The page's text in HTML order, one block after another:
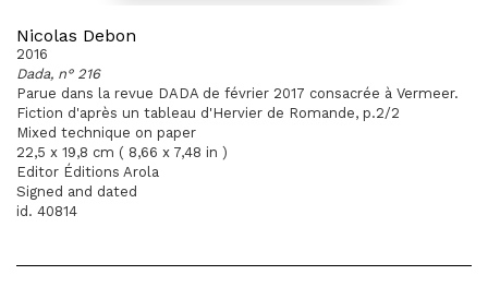
Nicolas Debon
2016
Dada, n° 216
Parue dans la revue DADA de février 2017 consacrée à Vermeer.
Fiction d'après un tableau d'Hervier de Romande, p.2/2
Mixed technique on paper
22,5 x 19,8 cm ( 8,66 x 7,48 in )
Editor Éditions Arola
Signed and dated
id. 40814